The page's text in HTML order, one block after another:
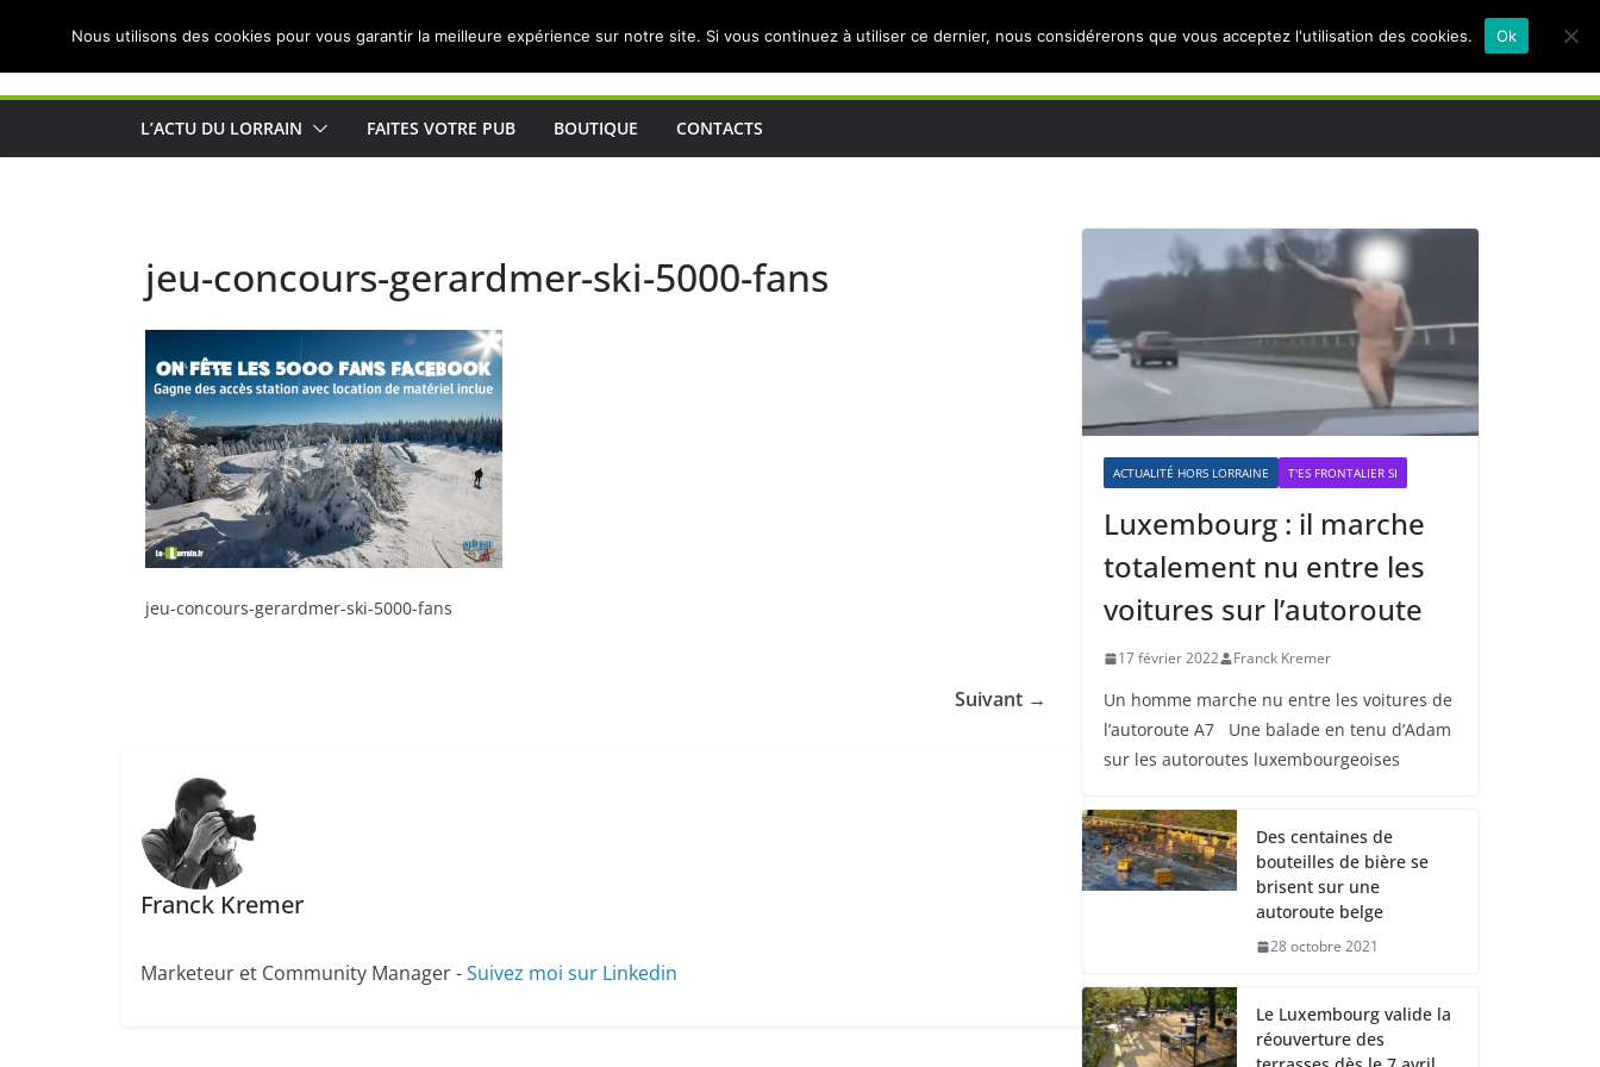
Actualités de Lorraine pour les Lorrains
L’ACTU DU LORRAIN FAITES VOTRE PUB BOUTIQUE CONTACTS
jeu-concours-gerardmer-ski-5000-fans
jeu-concours-gerardmer-ski-5000-fans
Suivant →
Franck Kremer
Marketeur et Community Manager -Suivez moi sur Linkedin
ACTUALITÉ HORS LORRAINE T'ES FRONTALIER SI
Luxembourg : il marche
totalement nu entre les
voitures sur l’autoroute
17 février 2022 Franck Kremer
Un homme marche nu entre les voitures de
l’autoroute A7 Une balade en tenu d’Adam
sur les autoroutes luxembourgeoises
Des centaines de
bouteilles de bière se
brisent sur une
autoroute belge
28 octobre 2021
Le Luxembourg valide la
réouverture des
Nous utilisons des cookies pour vous garantir la meilleure expérience sur notre site. Si vous continuez à utiliser ce dernier, nous considérerons que vous acceptez l'utilisation des cookies. Ok